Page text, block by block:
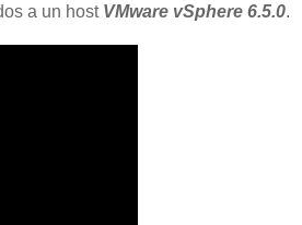
a un host VMware vSphere 6.5.0.